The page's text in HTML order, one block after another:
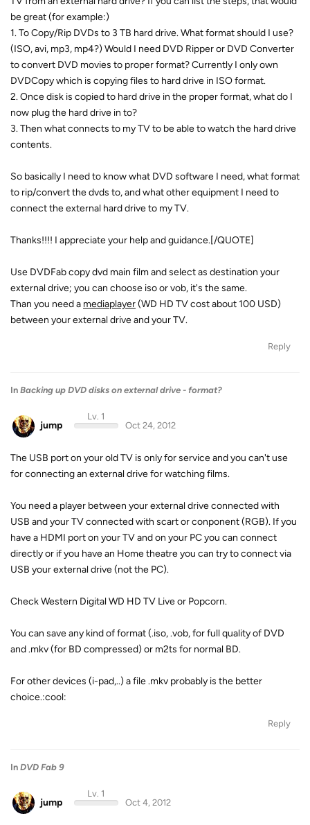
be great (for example:)
1. To Copy/Rip DVDs to 3 TB hard drive. What format should I use?
(ISO, avi, mp3, mp4?) Would I need DVD Ripper or DVD Converter
to convert DVD movies to proper format? Currently I only own
DVDCopy which is copying files to hard drive in ISO format.
2. Once disk is copied to hard drive in the proper format, what do I
now plug the hard drive in to?
3. Then what connects to my TV to be able to watch the hard drive
contents.
So basically I need to know what DVD software I need, what format
to rip/convert the dvds to, and what other equipment I need to
connect the external hard drive to my TV.
Thanks!!!! I appreciate your help and guidance.[/QUOTE]
Use DVDFab copy dvd main film and select as destination your
external drive; you can choose iso or vob, it's the same.
Than you need a mediaplayer(WD HD TV cost about 100 USD)
between your external drive and your TV.
Reply
In Backing up DVD disks on external drive - format?
jump
Lv. 1
Oct 24, 2012
The USB port on your old TV is only for service and you can't use
for connecting an external drive for watching films.
You need a player between your external drive connected with
USB and your TV connected with scart or conponent (RGB). If you
have a HDMI port on your TV and on your PC you can connect
directly or if you have an Home theatre you can try to connect via
USB your external drive (not the PC).
Check Western Digital WD HD TV Live or Popcorn.
You can save any kind of format (.iso, .vob, for full quality of DVD
and .mkv (for BD compressed) or m2ts for normal BD.
For other devices (i-pad,..) a file .mkv probably is the better
choice.:cool:
Reply
In DVD Fab 9
jump
Lv. 1
Oct 4, 2012